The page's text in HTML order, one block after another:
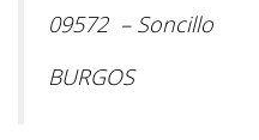
09572 – Soncillo
BURGOS